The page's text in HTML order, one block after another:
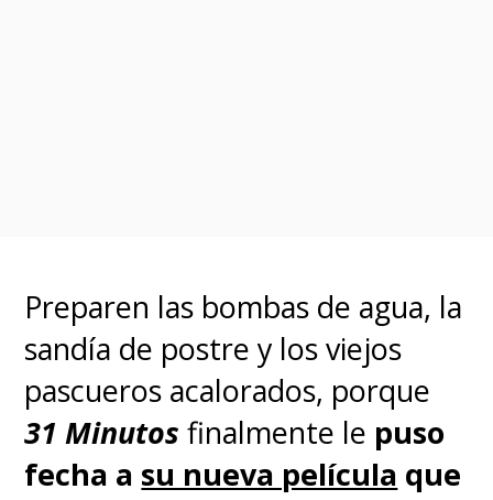
Preparen las bombas de agua, la
sandía de postre y los viejos
pascueros acalorados, porque
31 Minutos finalmente le puso
fecha a su nueva película que